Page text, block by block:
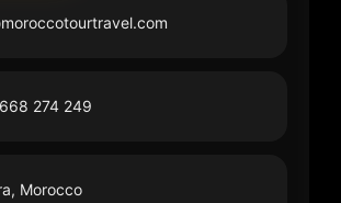
274 249
Morocco